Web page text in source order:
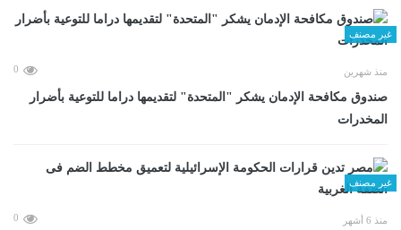
غير مصنف
منذ شهرين 0
صندوق مكافحة الإدمان يشكر "المتحدة" لتقديمها دراما للتوعية بأضرار
المخدرات
غير مصنف
منذ 6 أشهر 0